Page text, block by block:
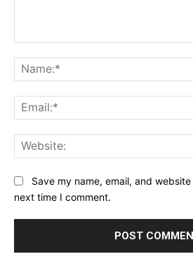
Save my name, email, and
next time I comment.